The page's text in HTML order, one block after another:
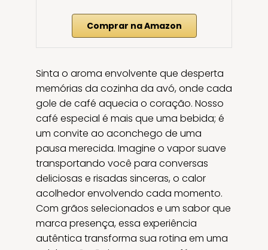
Comprar na Amazon
Sinta o aroma envolvente que desperta
memórias da cozinha da avó, onde cada
gole de café aquecia o coração. Nosso
café especial é mais que uma bebida; é
um convite ao aconchego de uma
pausa merecida. Imagine o vapor suave
transportando você para conversas
deliciosas e risadas sinceras, o calor
acolhedor envolvendo cada momento.
Com grãos selecionados e um sabor que
marca presença, essa experiência
autêntica transforma sua rotina em uma